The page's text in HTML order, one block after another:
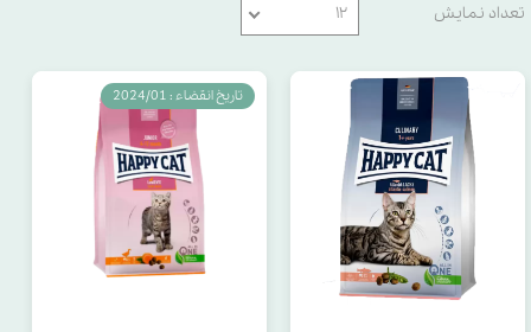
تعداد نمایش ۱۲
تاریخ انقضاء : 2024/01